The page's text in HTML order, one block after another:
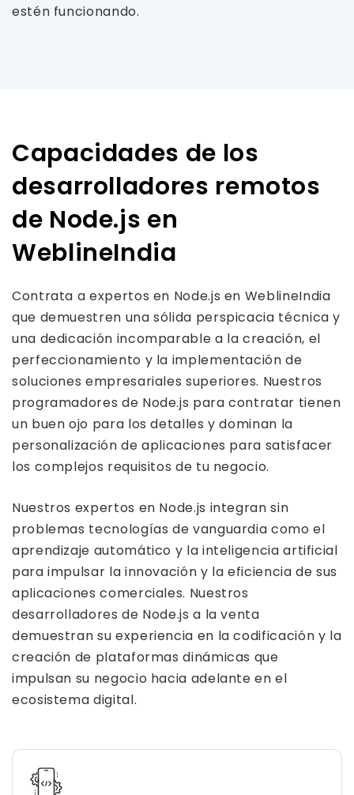
estén funcionando.
Capacidades de los
desarrolladores remotos
de Node.js en
WeblineIndia
Contrata a expertos en Node.js en WeblineIndia
que demuestren una sólida perspicacia técnica y
una dedicación incomparable a la creación, el
perfeccionamiento y la implementación de
soluciones empresariales superiores. Nuestros
programadores de Node.js para contratar tienen
un buen ojo para los detalles y dominan la
personalización de aplicaciones para satisfacer
los complejos requisitos de tu negocio.
Nuestros expertos en Node.js integran sin
problemas tecnologías de vanguardia como el
aprendizaje automático y la inteligencia artificial
para impulsar la innovación y la eficiencia de sus
aplicaciones comerciales. Nuestros
desarrolladores de Node.js a la venta
demuestran su experiencia en la codificación y la
creación de plataformas dinámicas que
impulsan su negocio hacia adelante en el
ecosistema digital.